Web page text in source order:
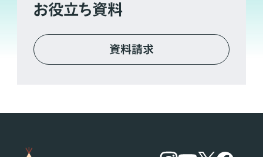
お役立ち資料
資料請求